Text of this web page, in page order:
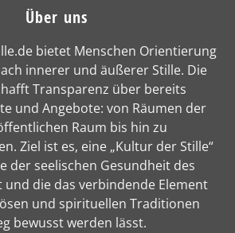
Über uns
bietet Menschen Orientierung
innerer und äußerer Stille. Die
Transparenz über bereits
und Angebote: von Räumen der
Raum bis hin zu
Ziel ist es, eine „Kultur der Stille“
der seelischen Gesundheit des
und die das verbindende Element
und spirituellen Traditionen
bewusst werden lässt.